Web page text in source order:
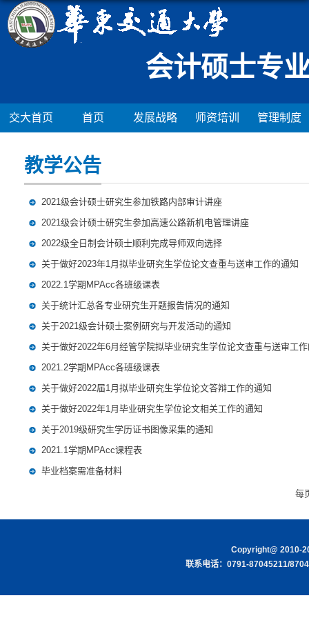
会计硕士专
交大首页 首页 发展战略 师资培训 管理制度
教学公告
2021级会计硕士研究生参加铁路内部审计讲座
2021级会计硕士研究生参加高速公路新机电管理讲座
2022级全日制会计硕士顺利完成导师双向选择
关于做好2023年1月拟毕业研究生学位论文查重与送审工作的通知
2022.1学期MPAcc各班级课表
关于统计汇总各专业研究生开题报告情况的通知
关于2021级会计硕士案例研究与开发活动的通知
关于做好2022年6月经管学院拟毕业研究生学位论文查重与送审工
2021.2学期MPAcc各班级课表
关于做好2022届1月拟毕业研究生学位论文答辩工作的通知
关于做好2022年1月毕业研究生学位论文相关工作的通知
关于2019级研究生学历证书图像采集的通知
2021.1学期MPAcc课程表
毕业档案需准备材料
每
Copyright@ 2010-
联系电话：0791-87045211/